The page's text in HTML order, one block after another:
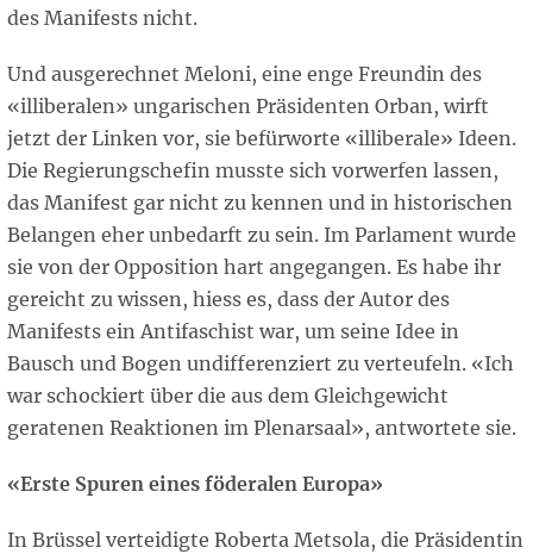
des Manifests nicht.
Und ausgerechnet Meloni, eine enge Freundin des
«illiberalen» ungarischen Präsidenten Orban, wirft
jetzt der Linken vor, sie befürworte «illiberale» Ideen.
Die Regierungschefin musste sich vorwerfen lassen,
das Manifest gar nicht zu kennen und in historischen
Belangen eher unbedarft zu sein. Im Parlament wurde
sie von der Opposition hart angegangen. Es habe ihr
gereicht zu wissen, hiess es, dass der Autor des
Manifests ein Antifaschist war, um seine Idee in
Bausch und Bogen undifferenziert zu verteufeln. «Ich
war schockiert über die aus dem Gleichgewicht
geratenen Reaktionen im Plenarsaal», antwortete sie.
«Erste Spuren eines föderalen Europa»
In Brüssel verteidigte Roberta Metsola, die Präsidentin